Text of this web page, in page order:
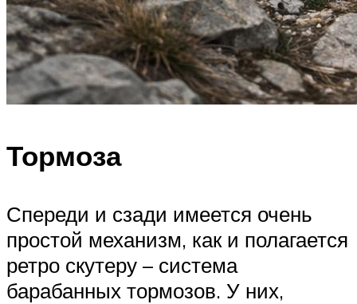
Тормоза
Спереди и сзади имеется очень
простой механизм, как и полагается
ретро скутеру – система
барабанных тормозов. У них,